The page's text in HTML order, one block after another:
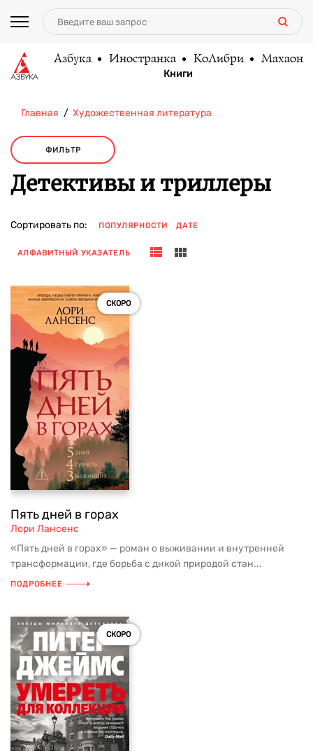
Азбука Иностранка КоЛибри Махаон
Книги
Главная Художественная литература
ФИЛЬТР
Детективы и триллеры
Сортировать по: ПОПУЛЯРНОСТИ ДАТЕ
АЛФАВИТНЫЙ УКАЗАТЕЛЬ
СКОРО
Пять дней в горах
Лори Лансенс
«Пять дней в горах» — роман о выживании и внутренней
трансформации, где борьба с дикой природой стан...
ПОДРОБНЕЕ
СКОРО